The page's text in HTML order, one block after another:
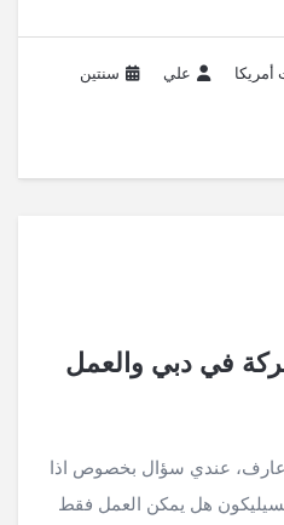
علي
سنتين
في دبي والعمل
عارف، عندي سؤال بخصوص اذا
هل يمكن العمل فقط